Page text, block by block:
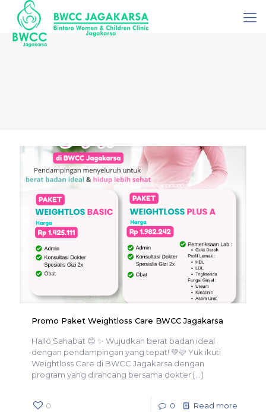
Promo Paket Weightloss Care BWCC Jagakarsa
Hallo Sahabat 😊 ✨ Wujudkan berat badan ideal
dengan pendampingan yang tepat! 💚🩷 Yuk ikuti
Weightloss Care di BWCC Jagakarsa dengan
program yang dirancang bersama dokter […]
0 0 Read more